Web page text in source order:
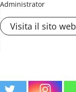
Administrator
Visita il sito web